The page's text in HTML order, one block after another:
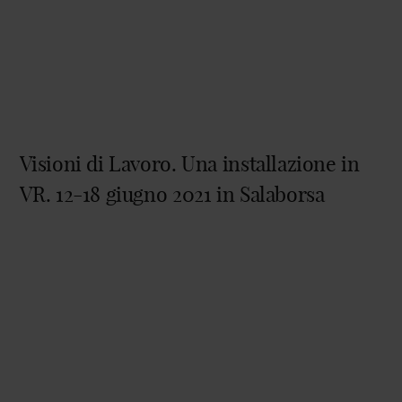
Visioni di Lavoro. Una installazione in
VR. 12-18 giugno 2021 in Salaborsa